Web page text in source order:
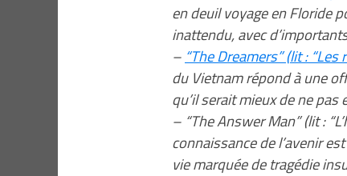
en deuil voyage en Floride
inattendu, avec
– “The Dreamers” (lit : “Les
du Vietnam répond à une
qu’il serait mieux de ne pas
– “The Answer Man” (lit :
connaissance de l’avenir
vie marquée de tragédie